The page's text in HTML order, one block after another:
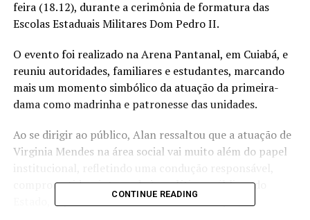
feira (18.12), durante a cerimônia de formatura das
Escolas Estaduais Militares Dom Pedro II.
O evento foi realizado na Arena Pantanal, em Cuiabá, e
reuniu autoridades, familiares e estudantes, marcando
mais um momento simbólico da atuação da primeira-
dama como madrinha e patronesse das unidades.
Ao se dirigir ao público, Alan ressaltou que a atuação de
Virginia Mendes na área social vai muito além do papel
institucional, refletindo uma condução responsável,
comprometida e integrada às políticas públicas do
Estado, especialmente nas áreas da educação, da
CONTINUE READING